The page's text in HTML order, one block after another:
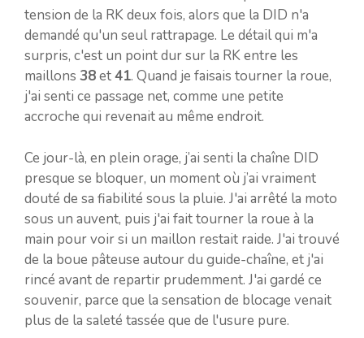
tension de la RK deux fois, alors que la DID n'a
demandé qu'un seul rattrapage. Le détail qui m'a
surpris, c'est un point dur sur la RK entre les
maillons 38et41. Quand je faisais tourner la roue,
j'ai senti ce passage net, comme une petite
accroche qui revenait au même endroit.
Ce jour-là, en plein orage, j’ai senti la chaîne DID
presque se bloquer, un moment où j’ai vraiment
douté de sa fiabilité sous la pluie. J'ai arrêté la moto
sous un auvent, puis j'ai fait tourner la roue à la
main pour voir si un maillon restait raide. J'ai trouvé
de la boue pâteuse autour du guide-chaîne, et j'ai
rincé avant de repartir prudemment. J'ai gardé ce
souvenir, parce que la sensation de blocage venait
plus de la saleté tassée que de l'usure pure.